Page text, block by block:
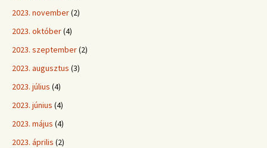
2023. november(2)
2023. október(4)
2023. szeptember(2)
2023. augusztus (3)
2023. július (4)
2023. június (4)
2023. május (4)
2023. április (2)